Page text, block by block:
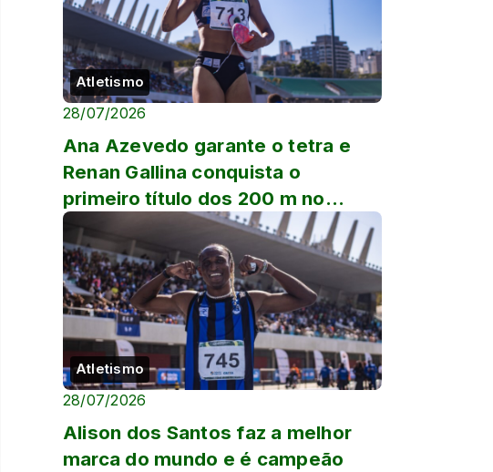
Atletismo
28/07/2026
Ana Azevedo garante o tetra e
Renan Gallina conquista o
primeiro título dos 200 m no
Troféu Brasil
Atletismo
28/07/2026
Alison dos Santos faz a melhor
marca do mundo e é campeão